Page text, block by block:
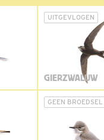
UITGEVLOGEN
GIERZWALUW
GEEN BROEDSEL